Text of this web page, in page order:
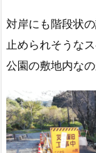
対岸にも階段状
止められそうな
公園の敷地内なの